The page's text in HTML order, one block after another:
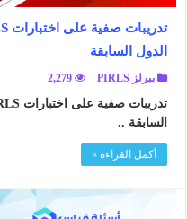
الدول السابقة
بيرلز PIRLS 2,279
السابقة ..
أكمل القراءة »